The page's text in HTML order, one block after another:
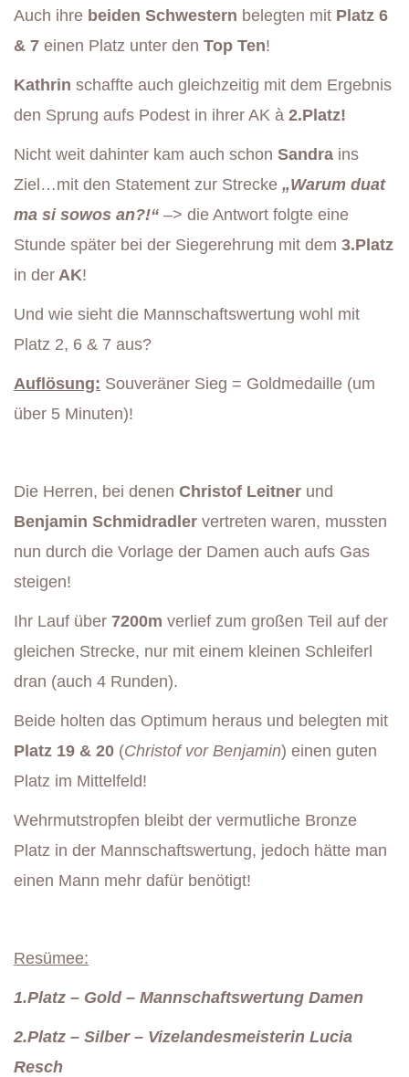
Auch ihre beiden Schwestern belegten mit Platz 6
& 7 einen Platz unter den Top Ten!
Kathrin schaffte auch gleichzeitig mit dem Ergebnis
den Sprung aufs Podest in ihrer AK à 2.Platz!
Nicht weit dahinter kam auch schon Sandra ins
Ziel…mit den Statement zur Strecke „Warum duat
ma si sowos an?!“ –> die Antwort folgte eine
Stunde später bei der Siegerehrung mit dem 3.Platz
in der AK!
Und wie sieht die Mannschaftswertung wohl mit
Platz 2, 6 & 7 aus?
Auflösung: Souveräner Sieg = Goldmedaille (um
über 5 Minuten)!
Die Herren, bei denen Christof Leitner und
Benjamin Schmidradler vertreten waren, mussten
nun durch die Vorlage der Damen auch aufs Gas
steigen!
Ihr Lauf über 7200m verlief zum großen Teil auf der
gleichen Strecke, nur mit einem kleinen Schleiferl
dran (auch 4 Runden).
Beide holten das Optimum heraus und belegten mit
Platz 19 & 20 (Christof vor Benjamin) einen guten
Platz im Mittelfeld!
Wehrmutstropfen bleibt der vermutliche Bronze
Platz in der Mannschaftswertung, jedoch hätte man
einen Mann mehr dafür benötigt!
Resümee:
1.Platz – Gold – Mannschaftswertung Damen
2.Platz – Silber – Vizelandesmeisterin Lucia
Resch